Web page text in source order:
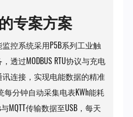
专案方案
控系统采用P5B系列工业触
透过MODBUS RTU协议与充电
连接，实现电能数据的精准
分钟自动采集电表KWh能耗
MQTT传输数据至USB，每天